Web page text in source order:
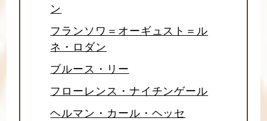
ン
フランソワ＝オーギュスト＝ル
ネ・ロダン
ブルース・リー
フローレンス・ナイチンゲール
ヘルマン・カール・ヘッセ